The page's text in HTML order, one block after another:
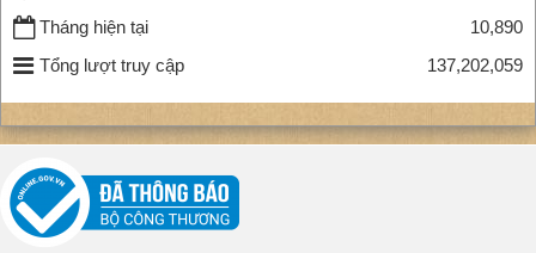
Tháng hiện tại
10,890
Tổng lượt truy cập
137,202,059